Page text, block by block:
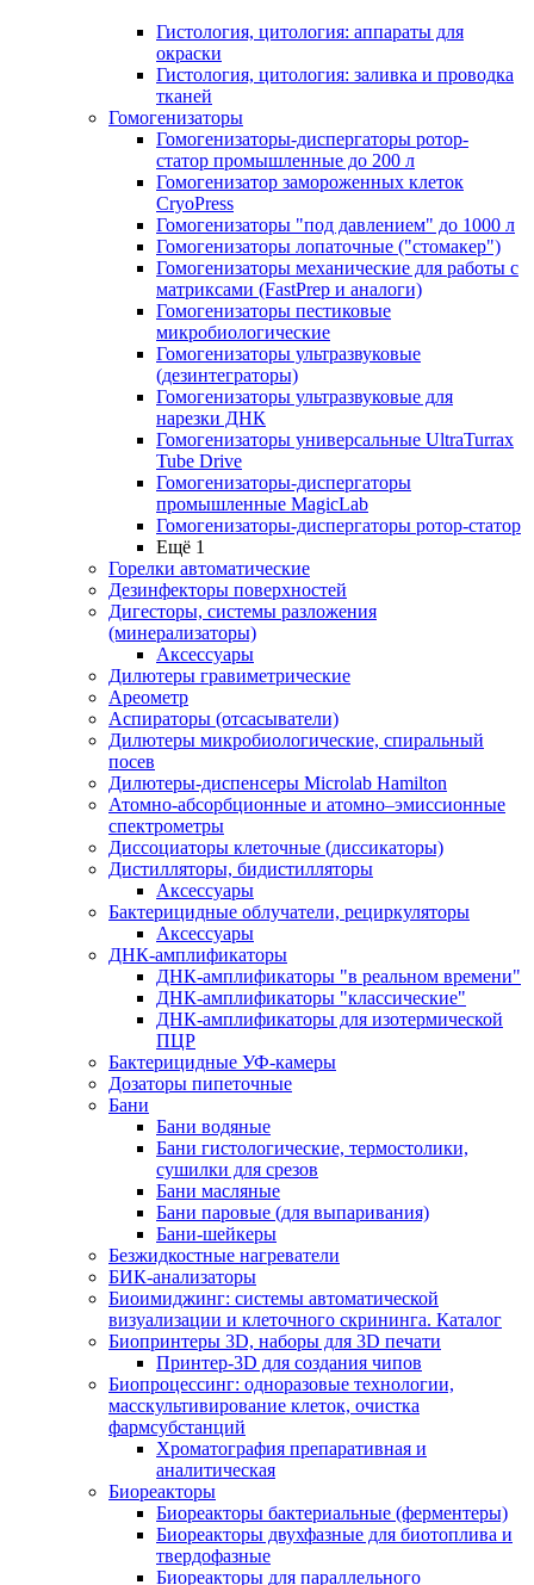
Гистология, цитология: аппараты для
окраски
Гистология, цитология: заливка и проводка
тканей
Гомогенизаторы
Гомогенизаторы-диспергаторы ротор-
статор промышленные до 200 л
Гомогенизатор замороженных клеток
CryoPress
Гомогенизаторы "под давлением" до 1000 л
Гомогенизаторы лопаточные ("стомакер")
Гомогенизаторы механические для работы с
матриксами (FastPrep и аналоги)
Гомогенизаторы пестиковые
микробиологические
Гомогенизаторы ультразвуковые
(дезинтеграторы)
Гомогенизаторы ультразвуковые для
нарезки ДНК
Гомогенизаторы универсальные UltraTurrax
Tube Drive
Гомогенизаторы-диспергаторы
промышленные MagicLab
Гомогенизаторы-диспергаторы ротор-статор
Ещё 1
Горелки автоматические
Дезинфекторы поверхностей
Дигесторы, системы разложения
(минерализаторы)
Аксессуары
Дилютеры гравиметрические
Ареометр
Аспираторы (отсасыватели)
Дилютеры микробиологические, спиральный
посев
Дилютеры-диспенсеры Microlab Hamilton
Атомно-абсорбционные и атомно–эмиссионные
спектрометры
Диссоциаторы клеточные (диссикаторы)
Дистилляторы, бидистилляторы
Аксессуары
Бактерицидные облучатели, рециркуляторы
Аксессуары
ДНК-амплификаторы
ДНК-амплификаторы "в реальном времени"
ДНК-амплификаторы "классические"
ДНК-амплификаторы для изотермической
ПЦР
Бактерицидные УФ-камеры
Дозаторы пипеточные
Бани
Бани водяные
Бани гистологические, термостолики,
сушилки для срезов
Бани масляные
Бани паровые (для выпаривания)
Бани-шейкеры
Безжидкостные нагреватели
БИК-анализаторы
Биоимиджинг: системы автоматической
визуализации и клеточного скрининга. Каталог
Биопринтеры 3D, наборы для 3D печати
Принтер-3D для создания чипов
Биопроцессинг: одноразовые технологии,
масскультивирование клеток, очистка
фармсубстанций
Хроматография препаративная и
аналитическая
Биореакторы
Биореакторы бактериальные (ферментеры)
Биореакторы двухфазные для биотоплива и
твердофазные
Биореакторы для параллельного